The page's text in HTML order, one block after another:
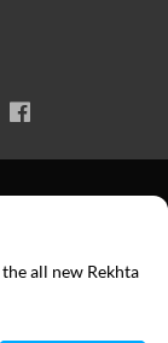
all new Rekhta